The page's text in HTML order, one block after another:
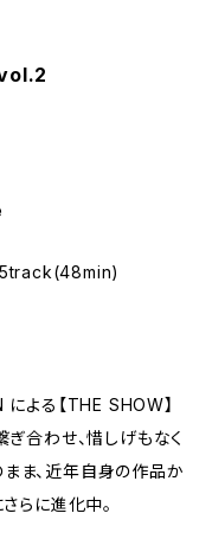
よる【THE SHOW】
合わせ、惜しげもなく
ま、近年自身の作品か
らに進化中。